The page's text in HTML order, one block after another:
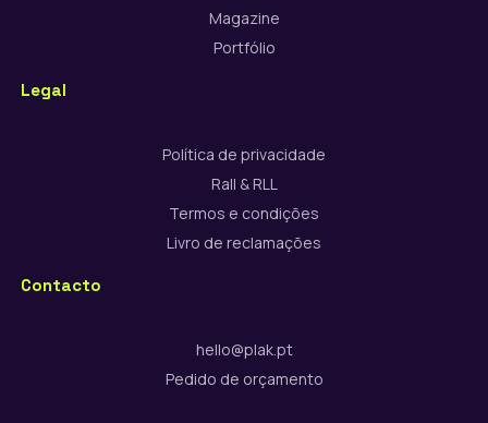
Magazine
Portfólio
Legal
Política de privacidade
Rall & RLL
Termos e condições
Livro de reclamações
Contacto
hello@plak.pt
Pedido de orçamento